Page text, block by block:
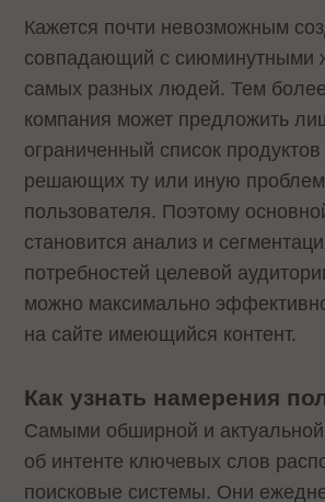
Кажется почти невозможным
совпадающий с сиюминутными
самых разных людей. Тем
компания может предложить
ограниченный список продуктов
решающих ту или иную
пользователя. Поэтому
становится анализ и
потребностей целевой
можно максимально
на сайте имеющийся контент.
Как узнать намерения
Самыми обширной и
об интенте ключевых слов
поисковые системы. Они